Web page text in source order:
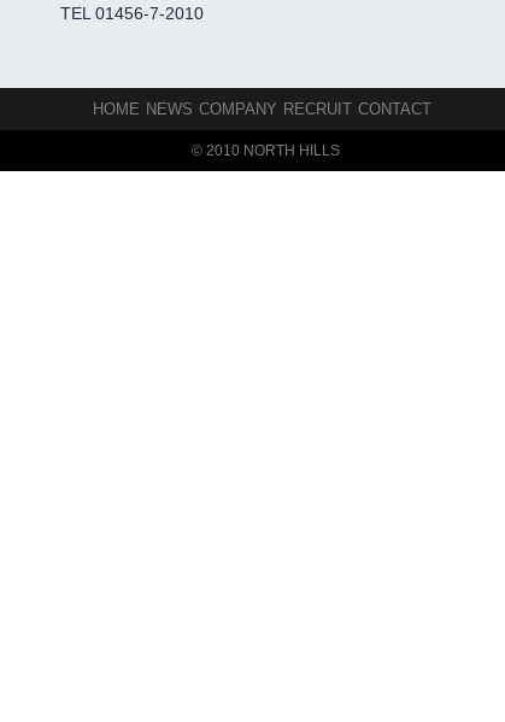
TEL 01456-7-2010
HOME NEWS COMPANY RECRUIT CONTACT
© 2010 NORTH HILLS